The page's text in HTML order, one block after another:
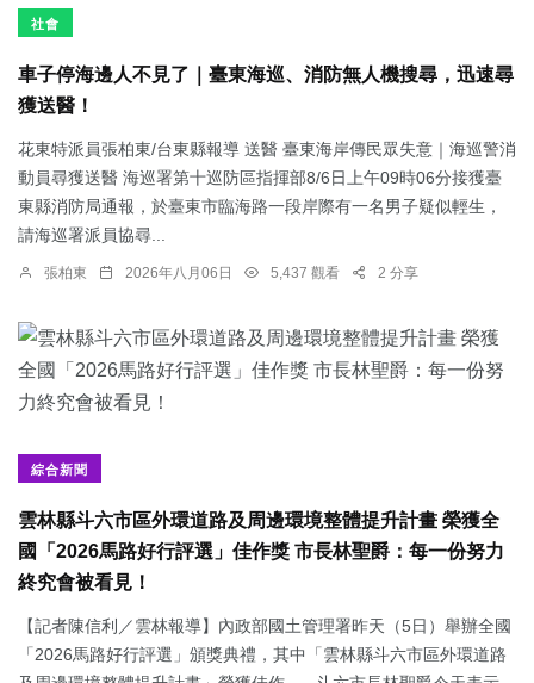
社會
車子停海邊人不見了｜臺東海巡、消防無人機搜尋，迅速尋
獲送醫！
花東特派員張柏東/台東縣報導 送醫 臺東海岸傳民眾失意｜海巡警消
動員尋獲送醫 海巡署第十巡防區指揮部8/6日上午09時06分接獲臺
東縣消防局通報，於臺東市臨海路一段岸際有一名男子疑似輕生，
請海巡署派員協尋...
張柏東 2026年八月06日 5,437 觀看 2 分享
綜合新聞
雲林縣斗六市區外環道路及周邊環境整體提升計畫 榮獲全
國「2026馬路好行評選」佳作獎 市長林聖爵：每一份努力
終究會被看見！
【記者陳信利／雲林報導】內政部國土管理署昨天（5日）舉辦全國
「2026馬路好行評選」頒獎典禮，其中「雲林縣斗六市區外環道路